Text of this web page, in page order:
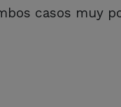
casos muy